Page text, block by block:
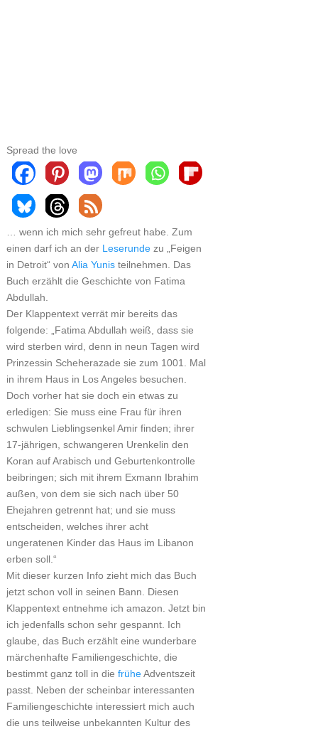
Spread the love
… wenn ich mich sehr gefreut habe. Zum
einen darf ich an der Leserundezu „Feigen
in Detroit“ von Alia Yunisteilnehmen. Das
Buch erzählt die Geschichte von Fatima
Abdullah.
Der Klappentext verrät mir bereits das
folgende: „Fatima Abdullah weiß, dass sie
wird sterben wird, denn in neun Tagen wird
Prinzessin Scheherazade sie zum 1001. Mal
in ihrem Haus in Los Angeles besuchen.
Doch vorher hat sie doch ein etwas zu
erledigen: Sie muss eine Frau für ihren
schwulen Lieblingsenkel Amir finden; ihrer
17-jährigen, schwangeren Urenkelin den
Koran auf Arabisch und Geburtenkontrolle
beibringen; sich mit ihrem Exmann Ibrahim
außen, von dem sie sich nach über 50
Ehejahren getrennt hat; und sie muss
entscheiden, welches ihrer acht
ungeratenen Kinder das Haus im Libanon
erben soll.“
Mit dieser kurzen Info zieht mich das Buch
jetzt schon voll in seinen Bann. Diesen
Klappentext entnehme ich amazon. Jetzt bin
ich jedenfalls schon sehr gespannt. Ich
glaube, das Buch erzählt eine wunderbare
märchenhafte Familiengeschichte, die
bestimmt ganz toll in die früheAdventszeit
passt. Neben der scheinbar interessanten
Familiengeschichte interessiert mich auch
die uns teilweise unbekannten Kultur des